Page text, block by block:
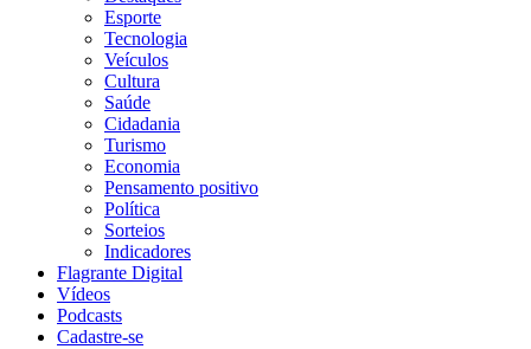
Esporte
Tecnologia
Veículos
Cultura
Saúde
Cidadania
Turismo
Economia
Pensamento positivo
Política
Sorteios
Indicadores
Flagrante Digital
Vídeos
Podcasts
Cadastre-se